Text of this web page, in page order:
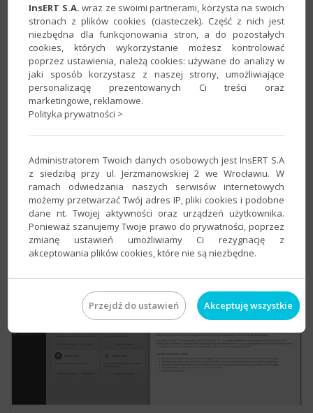
Na kolejnej stronie możesz zapoznać się z
krótkim opisem aplikacji.
Uruchomienie aplikacji jest darmowe. Po
przesłanie25 dokumentóww okresie45 dni
od daty aktywacji usługi.
W celu aktywacji Portalu Dokumentów kliknij
AKTYWUJ APLIKACJĘ
InsERT S.A. wraz ze swoimi partnerami, korzysta na swoich
stronach z plików cookies (ciasteczek). Część z nich jest
niezbędna dla funkcjonowania stron, a do pozostałych
cookies, których wykorzystanie możesz kontrolować
poprzez ustawienia, należą cookies: używane do analizy w
jaki sposób korzystasz z naszej strony, umożliwiające
personalizację prezentowanych Ci treści oraz
marketingowe, reklamowe.
Polityka prywatności >
Administratorem Twoich danych osobowych jest InsERT S.A
z siedzibą przy ul. Jerzmanowskiej 2 we Wrocławiu. W
ramach odwiedzania naszych serwisów internetowych
możemy przetwarzać Twój adres IP, pliki cookies i podobne
dane nt. Twojej aktywności oraz urządzeń użytkownika.
Ponieważ szanujemy Twoje prawo do prywatności, poprzez
zmianę ustawień umożliwiamy Ci rezygnację z
akceptowania plików cookies, które nie są niezbędne.
Przejdź do ustawień Akceptuję wszystkie